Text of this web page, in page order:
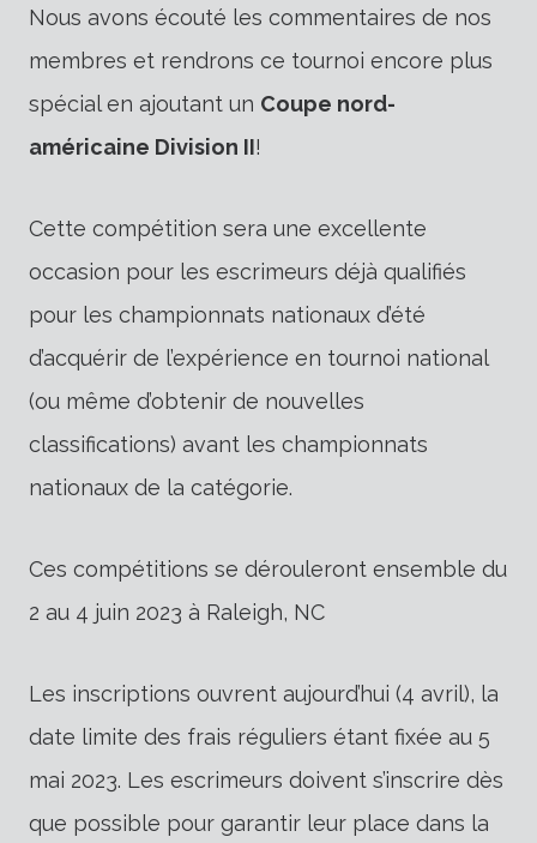
Nous avons écouté les commentaires de nos
membres et rendrons ce tournoi encore plus
spécial en ajoutant un Coupe nord-
américaine Division II!
Cette compétition sera une excellente
occasion pour les escrimeurs déjà qualifiés
pour les championnats nationaux d’été
d’acquérir de l’expérience en tournoi national
(ou même d’obtenir de nouvelles
classifications) avant les championnats
nationaux de la catégorie.
Ces compétitions se dérouleront ensemble du
2 au 4 juin 2023 à Raleigh, NC
Les inscriptions ouvrent aujourd’hui (4 avril), la
date limite des frais réguliers étant fixée au 5
mai 2023. Les escrimeurs doivent s’inscrire dès
que possible pour garantir leur place dans la